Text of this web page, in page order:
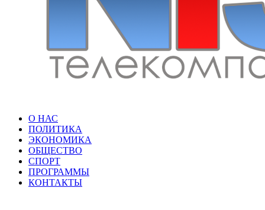
О НАС
ПОЛИТИКА
ЭКОНОМИКА
ОБЩЕСТВО
СПОРТ
ПРОГРАММЫ
КОНТАКТЫ